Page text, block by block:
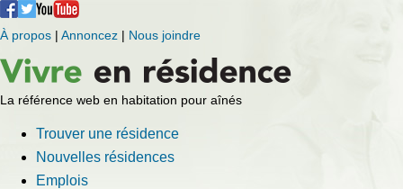
À propos | Annoncez | Nous joindre
La référence web en habitation pour aînés
Trouver une résidence
Nouvelles résidences
Emplois